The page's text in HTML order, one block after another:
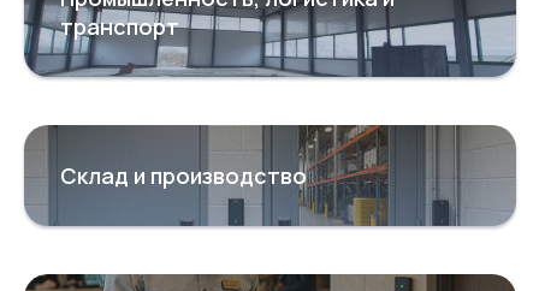
транспорт
Склад и производство